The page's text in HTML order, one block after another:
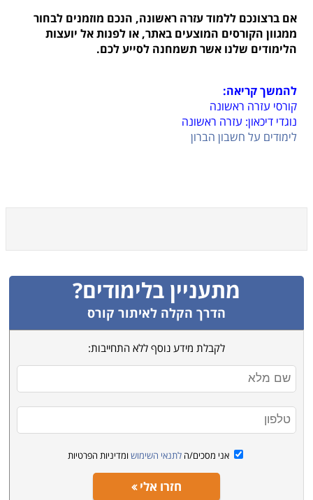
אם ברצונכם ללמוד עזרה ראשונה, הנכם מוזמנים לבחור
ממגוון הקורסים המוצעים באתר, או לפנות אל יועצות
הלימודים שלנו אשר תשמחנה לסייע לכם.
להמשך קריאה:
קורסי עזרה ראשונה
נוגדי דיכאון: עזרה ראשונה
לימודים על חשבון הברון
מתעניין בלימודים?
הדרך הקלה לאיתור קורס
לקבלת מידע נוסף ללא התחייבות:
אני מסכים/ה לתנאי השימוש ומדיניות הפרטיות
חזרו אלי